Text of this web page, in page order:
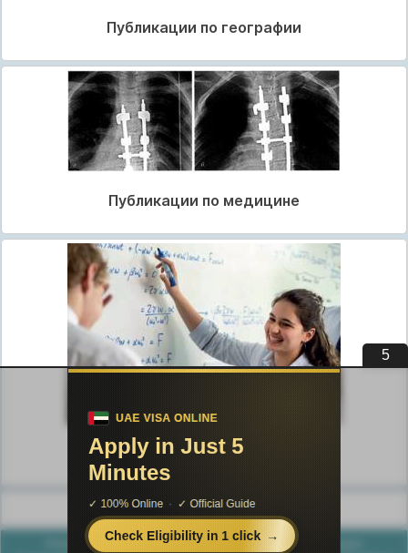
Публикации по географии
Публикации по медицине
Публикации по педагогике
Разделы публикаций
Poznayka.org - Познайка.Орг - 2016-2026 год. Материал
4